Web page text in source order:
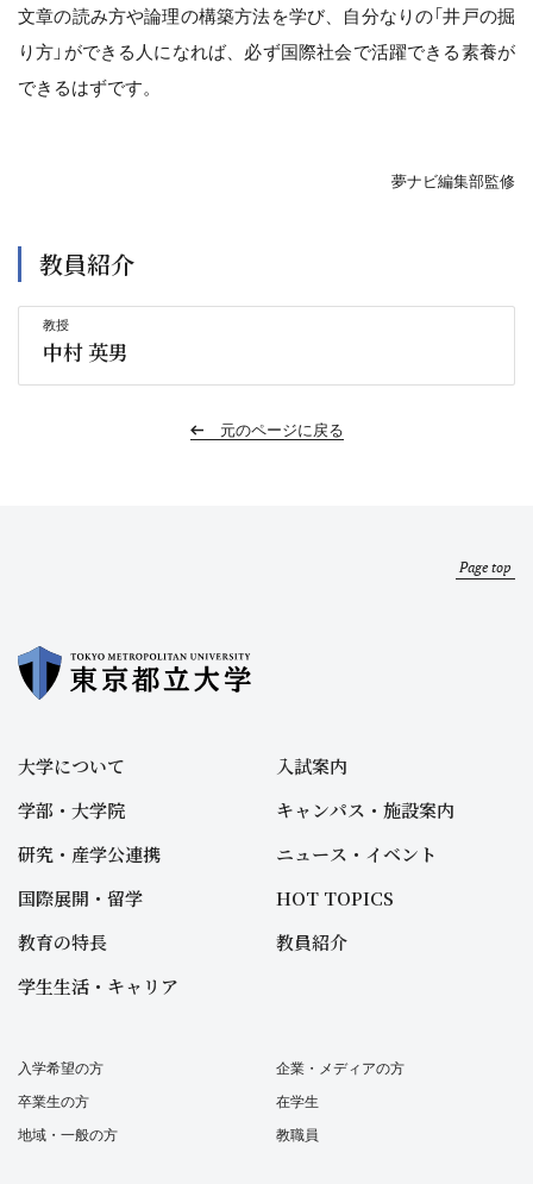
文章の読み方や論理の構築方法を学び、自分なりの「井戸の掘
り方」ができる人になれば、必ず国際社会で活躍できる素養が
できるはずです。
夢ナビ編集部監修
教員紹介
教授
中村 英男
元のページに戻る
Page top
大学について
学部・大学院
研究・産学公連携
国際展開・留学
教育の特長
学生生活・キャリア
入試案内
キャンパス・施設案内
ニュース・イベント
HOT TOPICS
教員紹介
入学希望の方
卒業生の方
地域・一般の方
企業・メディアの方
在学生
教職員